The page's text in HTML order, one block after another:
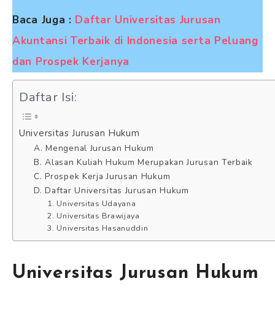
Baca Juga : Daftar Universitas Jurusan
Akuntansi Terbaik di Indonesia serta Peluang
dan Prospek Kerjanya
Daftar Isi:
Universitas Jurusan Hukum
A. Mengenal Jurusan Hukum
B. Alasan Kuliah Hukum Merupakan Jurusan Terbaik
C. Prospek Kerja Jurusan Hukum
D. Daftar Universitas Jurusan Hukum
1. Universitas Udayana
2. Universitas Brawijaya
3. Universitas Hasanuddin
Universitas Jurusan Hukum